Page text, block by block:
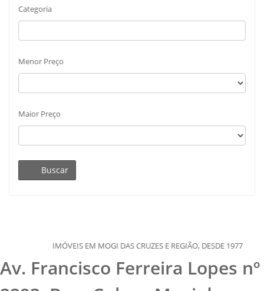
Categoria
Menor Preço
Maior Preço
Buscar
EM MOGI DAS CRUZES E REGIÃO, DESDE 1977
Av. Francisco Ferreira Lopes nº